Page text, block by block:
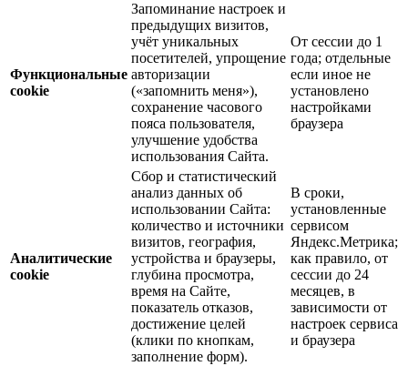
Функциональные
cookie
Запоминание настроек и
предыдущих визитов,
учёт уникальных
посетителей, упрощение
авторизации
(«запомнить меня»),
сохранение часового
пояса пользователя,
улучшение удобства
использования Сайта.
От сессии до 1
года; отдельные
если иное не
установлено
настройками
браузера
Аналитические
cookie
Сбор и статистический
анализ данных об
использовании Сайта:
количество и источники
визитов, география,
устройства и браузеры,
глубина просмотра,
время на Сайте,
показатель отказов,
достижение целей
(клики по кнопкам,
заполнение форм).
В сроки,
установленные
сервисом
Яндекс.Метрика;
как правило, от
сессии до 24
месяцев, в
зависимости от
настроек сервиса
и браузера